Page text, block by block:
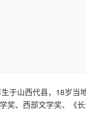
于山西代县，18岁
奖、西部文学奖、《